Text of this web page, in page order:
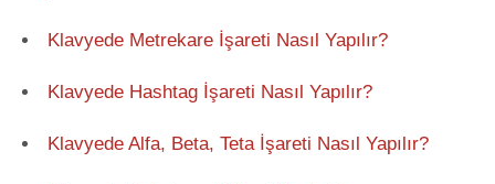
Klavyede Metrekare İşareti Nasıl Yapılır?
Klavyede Hashtag İşareti Nasıl Yapılır?
Klavyede Alfa, Beta, Teta İşareti Nasıl Yapılır?